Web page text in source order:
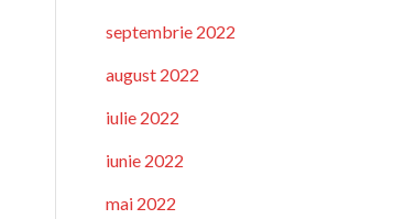
septembrie 2022
august 2022
iulie 2022
iunie 2022
mai 2022